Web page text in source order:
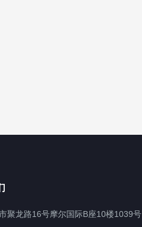
聚龙路16号摩尔国际B座10楼1039号